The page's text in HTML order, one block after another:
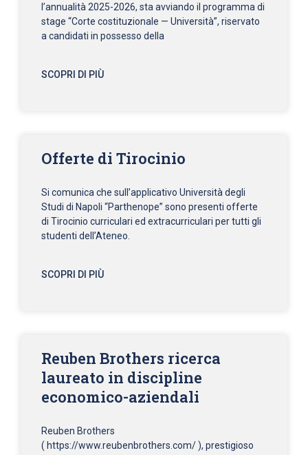
l’annualità 2025-2026, sta avviando il programma di
stage “Corte costituzionale — Università”, riservato
a candidati in possesso della
SCOPRI DI PIÙ
Offerte di Tirocinio
Si comunica che sull’applicativo Università degli
Studi di Napoli “Parthenope” sono presenti offerte
di Tirocinio curriculari ed extracurriculari per tutti gli
studenti dell’Ateneo.
SCOPRI DI PIÙ
Reuben Brothers ricerca
laureato in discipline
economico-aziendali
Reuben Brothers
( https://www.reubenbrothers.com/ ), prestigioso